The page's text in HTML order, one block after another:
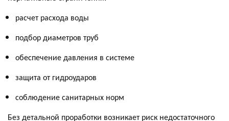
расчет расхода воды
подбор диаметров труб
обеспечение давления в системе
защита от гидроударов
соблюдение санитарных норм
Без детальной проработки возникает риск недостаточного